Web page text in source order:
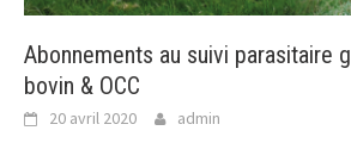
Abonnements au suivi parasitaire
bovin & OCC
20 avril 2020 admin